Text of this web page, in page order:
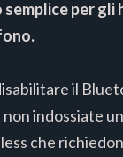
semplice per
il
non indossiate
che